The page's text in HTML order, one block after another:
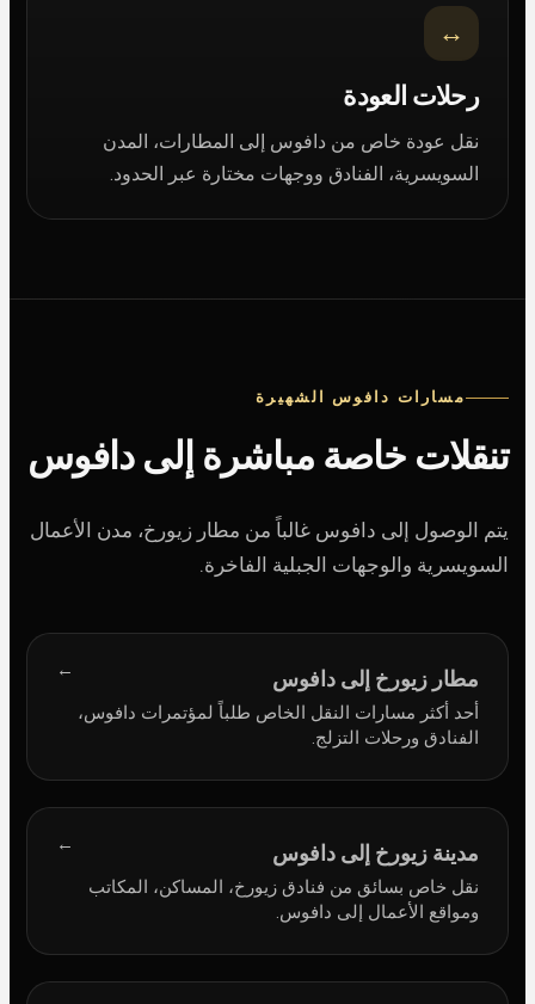
↔
رحلات العودة
نقل عودة خاص من دافوس إلى المطارات، المدن
السويسرية، الفنادق ووجهات مختارة عبر الحدود.
مسارات دافوس الشهيرة
تنقلات خاصة مباشرة إلى دافوس
يتم الوصول إلى دافوس غالباً من مطار زيورخ، مدن الأعمال
السويسرية والوجهات الجبلية الفاخرة.
مطار زيورخ إلى دافوس
أحد أكثر مسارات النقل الخاص طلباً لمؤتمرات دافوس،
الفنادق ورحلات التزلج.
→
مدينة زيورخ إلى دافوس
نقل خاص بسائق من فنادق زيورخ، المساكن، المكاتب
ومواقع الأعمال إلى دافوس.
→